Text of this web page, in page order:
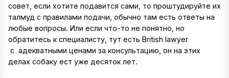
совет, если хотите подавится сами, то проштудируйте их
талмуд с правилами подачи, обычно там есть ответы на
любые вопросы. Или если что-то не понятно, но
обратитесь к специалисту, тут есть British lawyer
с адекватными ценами за консультацию, он на этих
делах собаку ест уже десяток лет.